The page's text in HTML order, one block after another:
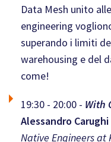
Data Mesh unito
engineering
superando i limiti
warehousing e del
come!
19:30 - 20:00 - With
Alessandro Carughi
Native Engineers at